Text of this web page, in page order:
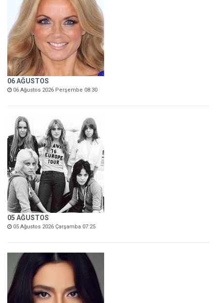
06 AĞUSTOS
06 Ağustos 2026 Perşembe 08:30
05 AĞUSTOS
05 Ağustos 2026 Çarşamba 07:25